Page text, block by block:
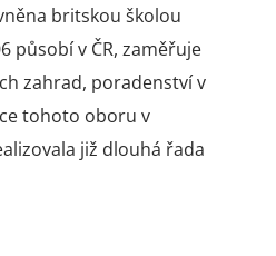
britskou školou
působí v ČR, zaměřuje
zahrad, poradenství v
tohoto oboru v
již dlouhá řada